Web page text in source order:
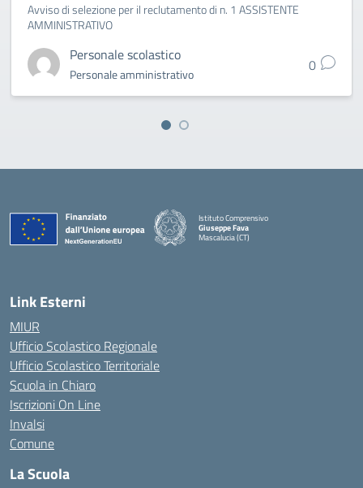
Avviso di selezione per il reclutamento di n. 1 ASSISTENTE
AMMINISTRATIVO
Personale scolastico
Personale amministrativo 0
Istituto Comprensivo
Giuseppe Fava
Mascalucia (CT)
Link Esterni
MIUR
Ufficio Scolastico Regionale
Ufficio Scolastico Territoriale
Scuola in Chiaro
Iscrizioni On Line
Invalsi
Comune
La Scuola